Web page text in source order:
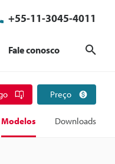
+55-11-3045-4011
Fale conosco
Preço
Modelos Downloads